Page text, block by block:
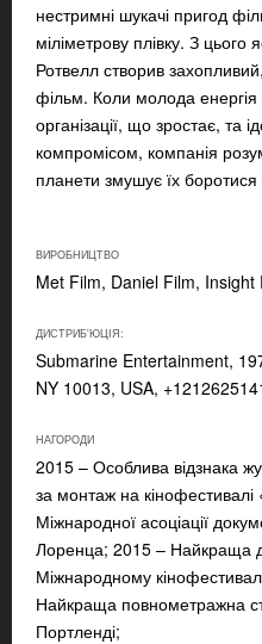
нестримні шукачі пригод
міліметрову плівку. З цього
Ротвелл створив
фільм. Коли молода енергія
організації, що зростає, та
компромісом, компанія
планети змушує їх
ВИРОБНИЦТВО
Met Film, Daniel Film, Insight
ДИСТРИБ'ЮЦІЯ:
Submarine Entertainment,
NY 10013, USA,
НАГОРОДИ
2015 – Особлива відзнака
за монтаж на
Міжнародної асоціації
Лоренца; 2015 – Найкраща
Міжнародному
Найкраща повнометражна
Портленді;